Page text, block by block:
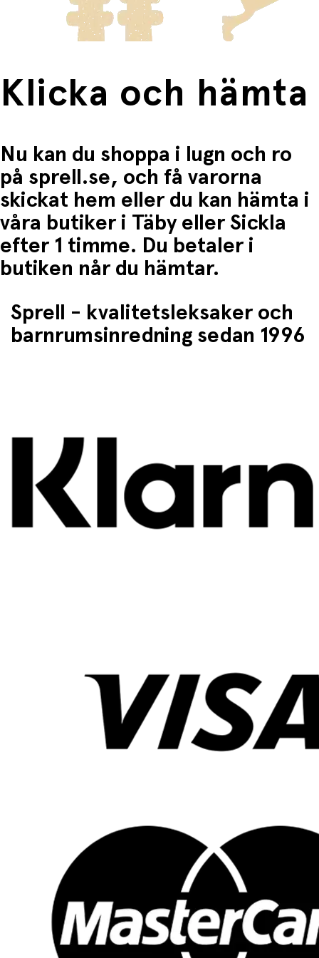
Fri frakt när du handlar för mer än 1500:-
Klicka och hämta
Nu kan du shoppa i lugn och ro
på sprell.se, och få varorna
skickat hem eller du kan hämta i
våra butiker i Täby eller Sickla
efter 1 timme. Du betaler i
butiken når du hämtar.
Sprell - kvalitetsleksaker och
barnrumsinredning sedan 1996